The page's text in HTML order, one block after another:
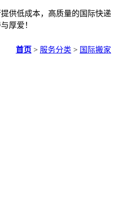
供低成本，高质量的国际快递
厚爱！
首页 > 服务分类 > 国际搬家